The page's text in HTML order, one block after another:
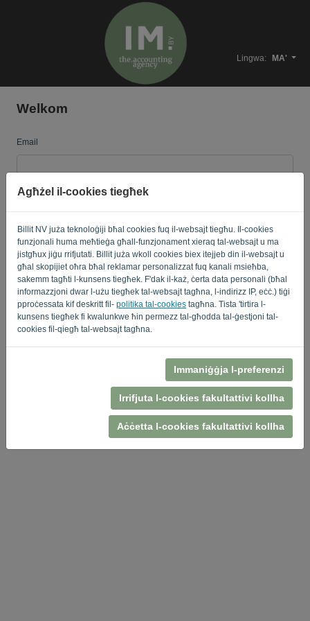
Agħżel il-cookies tiegħek
Billit NV juża teknoloġiji bħal cookies fuq il-websajt tiegħu. Il-cookies
funzjonali huma meħtieġa għall-funzjonament xieraq tal-websajt u ma
jistgħux jiġu rrifjutati. Billit juża wkoll cookies biex itejjeb din il-websajt u
għal skopijiet oħra bħal reklamar personalizzat fuq kanali msieħba,
sakemm tagħti l-kunsens tiegħek. F'dak il-każ, ċerta data personali (bħal
informazzjoni dwar l-użu tiegħek tal-websajt tagħna, l-indirizz IP, eċċ.) tiġi
pproċessata kif deskritt fil- politika tal-cookies tagħna. Tista 'tirtira l-
kunsens tiegħek fi kwalunkwe ħin permezz tal-għodda tal-ġestjoni tal-
cookies fil-qiegħ tal-websajt tagħna.
Immaniġġja l-preferenzi
Irrifjuta l-cookies fakultattivi kollha
Aċċetta l-cookies fakultattivi kollha
Lingwa: MA'
Welkom
Email
Password
Fakkarni Insejt il-password?
SINJAL
Termini u Kundizzjonijiet